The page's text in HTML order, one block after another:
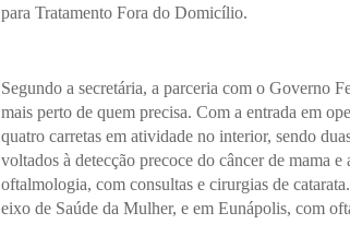
para Tratamento Fora do Domicílio.
Segundo a secretária, a parceria com o Governo
mais perto de quem precisa. Com a entrada em
quatro carretas em atividade no interior, sendo
voltados à detecção precoce do câncer de mama
oftalmologia, com consultas e cirurgias de
eixo de Saúde da Mulher, e em Eunápolis, com